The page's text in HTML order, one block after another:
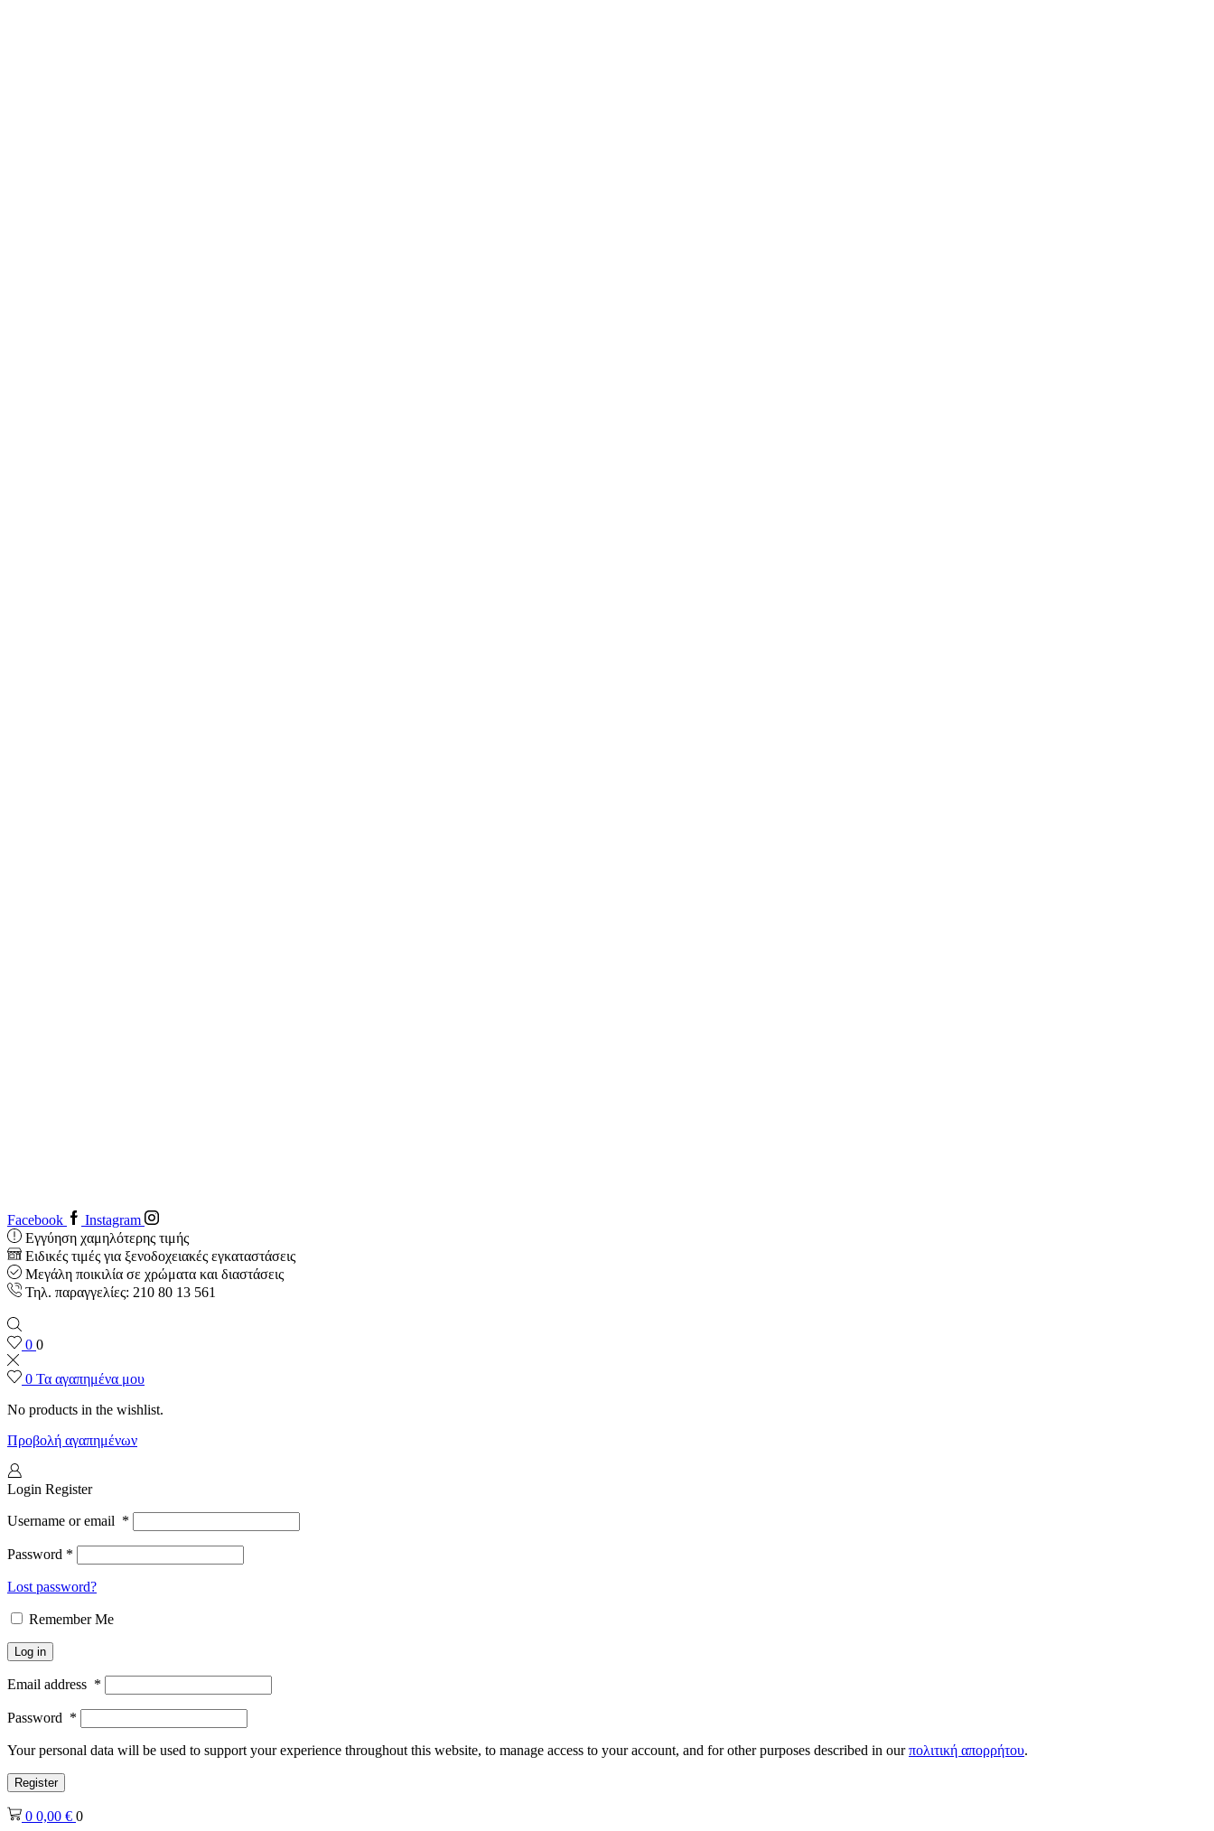
Facebook
Instagram
Εγγύηση χαμηλότερης τιμής
Ειδικές τιμές για ξενοδοχειακές εγκαταστάσεις
Μεγάλη ποικιλία σε χρώματα και διαστάσεις
Τηλ. παραγγελίες: 210 80 13 561
0 0
0 Τα αγαπημένα μου
No products in the wishlist.
Προβολή αγαπημένων
Login Register
Username or email *
Password *
Lost password?
Remember Me
Log in
Email address *
Password *
Your personal data will be used to support your experience throughout this website, to manage access to your account, and for other purposes described in ourπολιτική απορρήτου.
Register
0 0,00 € 0